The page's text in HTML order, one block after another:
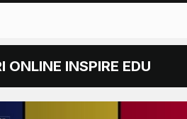
ONLINE INSPIRE EDU